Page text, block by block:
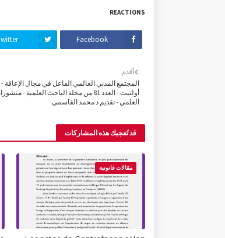
REACTIONS
Facebook
أقدم
المجتمع المدني العالمي الفاعل في مجال الإعاقة -
أولتيت - العدد 81 من مجلة الباحث العلمية -
العلمي - تقديم د محمد القاسمي
قد تُعجبك هذه المشاركات
مقالات قانونية